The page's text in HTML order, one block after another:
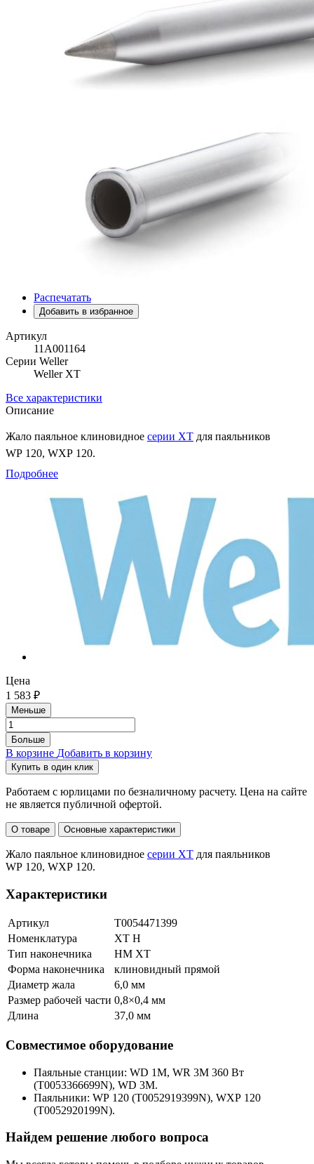
Распечатать
Добавить в избранное
Артикул
11A001164
Серии Weller
Weller XT
Все характеристики
Описание
Жало паяльное клиновидное серии XT для паяльников
WP 120, WXP 120.
Характеристики
T0054471399
Номенклатура
XT H
Тип наконечника
HM XT
Форма наконечника
клиновидный прямой
Диаметр жала
6,0 мм
Размер рабочей части
0,8×0,4 мм
37,0 мм
Паяльные станции: WD 1M, WR 3M 360 Вт
(T0053366699N), WD 3M.
Паяльники: WP 120 (T0052919399N), WXP 120
(T0052920199N).
Подробнее
Цена
1 583 ₽
Меньше
Больше
В корзине Добавить в корзину
Купить в один клик
Работаем с юрлицами по безналичному расчету. Цена на сайте
не является публичной офертой.
О товаре Основные характеристики
Жало паяльное клиновидное серии XT для паяльников
WP 120, WXP 120.
Характеристики
Артикул
T0054471399
Номенклатура
XT H
Тип наконечника
HM XT
Форма наконечника
клиновидный прямой
Диаметр жала
6,0 мм
Размер рабочей части 0,8×0,4 мм
Длина
37,0 мм
Совместимое оборудование
Паяльные станции: WD 1M, WR 3M 360 Вт
(T0053366699N), WD 3M.
Паяльники: WP 120 (T0052919399N), WXP 120
(T0052920199N).
Найдем решение любого вопроса